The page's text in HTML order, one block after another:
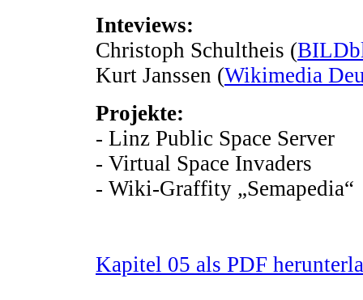
Inteviews:
Christoph Schultheis (
Kurt Janssen (Wikimedia
Projekte:
- Linz Public Space Server
- Virtual Space Invaders
- Wiki-Graffity „Semapedia“
Kapitel 05 als PDF